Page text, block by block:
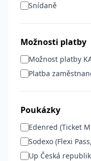
Snídaně
Možnosti platby
Možnost platby
Platba
Poukázky
Edenred (Ticket
Sodexo (Flexi
Up Česká